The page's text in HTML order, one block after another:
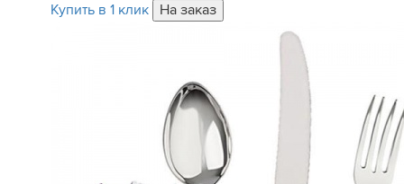
Купить в 1 клик